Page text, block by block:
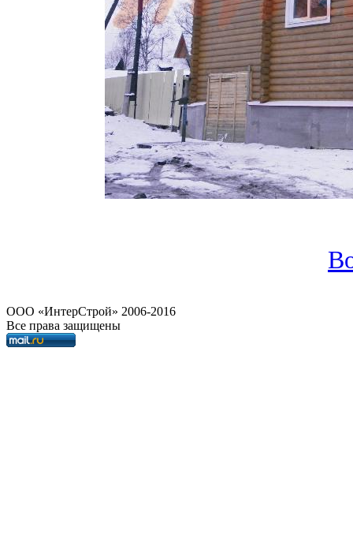
OOO «ИнтерСтрой» 2006-2016
Все права защищены